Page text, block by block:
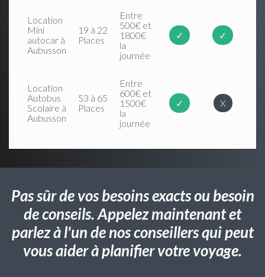
Location
Mini
autocar à
Aubusson
19 à 22
Places
Entre
500€ et
1800€
la
journée
✓ ✓
Location
Autobus
Scolaire à
Aubusson
53 à 65
Places
Entre
600€ et
1500€
la
journée
✓ X
Pas sûr de vos besoins exacts ou besoin
de conseils. Appelez maintenant et
parlez à l'un de nos conseillers qui peut
vous aider à planifier votre voyage.